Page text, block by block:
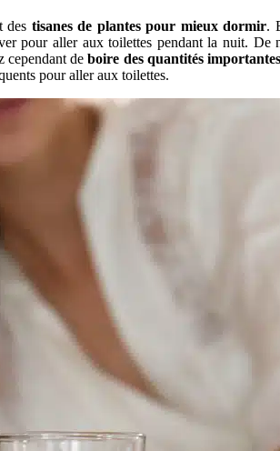
des tisanes de plantes pour mieux dormir.
pour aller aux toilettes pendant la nuit. De
cependant deboire des quantités
pour aller aux toilettes.